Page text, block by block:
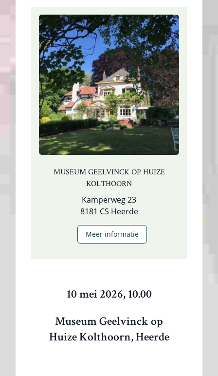
MUSEUM GEELVINCK OP HUIZE
KOLTHOORN
Kamperweg 23
8181 CS Heerde
Meer informatie
10 mei 2026, 10.00
Museum Geelvinck op
Huize Kolthoorn, Heerde